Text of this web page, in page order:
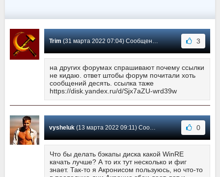
Trim(31 марта 2022 07:04) Сообщение #497 3
на других форумах спрашивают почему ссылки
не кидаю. ответ штобы форум почитали хоть
сообщений десять. ссылка таже
https://disk.yandex.ru/d/Sjx7aZU-wrd39w
vysheluk(13 марта 2022 09:11) Сообщение #496 0
Что бы делать бэкапы диска какой WinRE
качать лучше? А то их тут несколько и фиг
знает. Так-то я Акронисом пользуюсь, но что-то